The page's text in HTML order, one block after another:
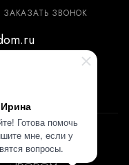
Ирина
Готова помочь
мне, если у
вопросы.
ЗАКАЗАТЬ ЗВОНОК
Гранд-2,